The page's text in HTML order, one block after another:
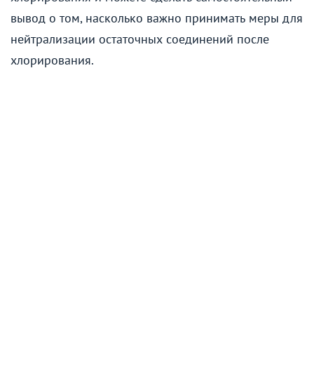
вывод о том, насколько важно принимать меры для
нейтрализации остаточных соединений после
хлорирования.